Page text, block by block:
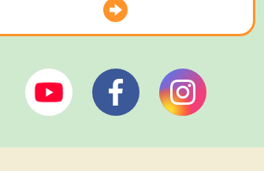
ぼやあ樹Youtubeシェルパフェイスブック